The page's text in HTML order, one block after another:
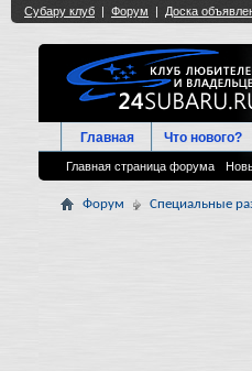
Главная Что нового?
Главная страница форума
Форум Специальные